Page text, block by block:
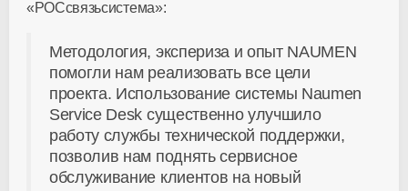
«РОСсвязьсистема»:
Методология, экспериза и опыт NAUMEN
помогли нам реализовать все цели
проекта. Использование системы Naumen
Service Desk существенно улучшило
работу службы технической поддержки,
позволив нам поднять сервисное
обслуживание клиентов на новый